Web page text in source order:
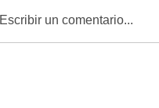
Escribir un comentario...